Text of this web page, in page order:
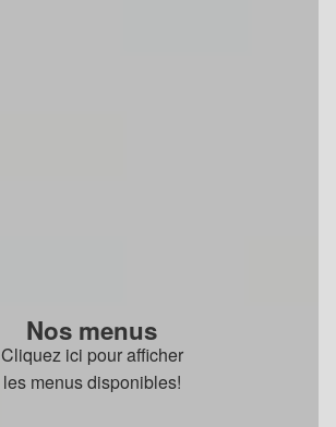
Nos menus
Cliquez ici pour afficher
les menus disponibles!